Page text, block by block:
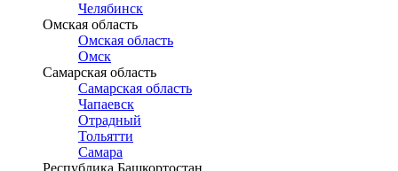
Челябинск
Омская область
Омская область
Омск
Самарская область
Самарская область
Чапаевск
Отрадный
Тольятти
Самара
Республика Башкортостан